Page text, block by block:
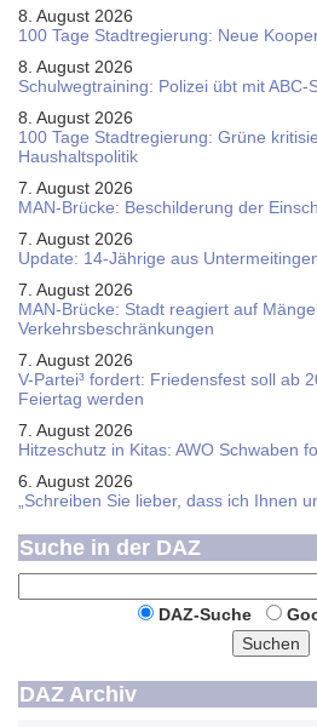
8. August 2026
100 Tage Stadtregierung: Neue
8. August 2026
Schul­weg­trai­ning: Poli­zei übt mit ABC-
8. August 2026
100 Tage Stadtregierung: Grüne
Haushaltspolitik
7. August 2026
MAN-Brücke: Beschilderung der
7. August 2026
Update: 14-Jährige aus
7. August 2026
MAN-Brücke: Stadt reagiert auf
Verkehrsbeschränkungen
7. August 2026
V-Partei­³ fordert: Friedens­fest soll ab
Feier­tag werden
7. August 2026
Hitzeschutz in Kitas: AWO Schwaben
6. August 2026
„Schreiben Sie lieber, dass ich Ihnen
Suche in der DAZ
DAZ-Suche
Suchen
DAZ Archiv